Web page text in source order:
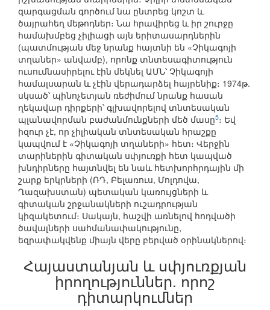
զարգացման գործում նա ընտրեց կոշտ և
ծայրահեղ մեթոդներ։ Նա հրավիրեց և իր շուրջը
համախմբեց չիլիացի այն երիտասարդներին
(պատմության մեջ նրանք հայտնի են «Չիկագոյի
տղաներ» անվամբ), որոնք տնտեսագիտություն
ուսումնասիրելու էին մեկնել ԱՄՆ՝ Չիկագոյի
համալսարան և չէին վերադարձել հայրենիք։ 1974թ.
սկսած՝ պինոչետյան ռեժիմում նրանք հասան
ղեկավար դիրքերի՝ գլխավորելով տնտեսական
պլանավորման բաժանմունքների մեծ մասը5։ Եվ
իզուր չէ, որ չիլիական տնտեսական հրաշքը
կապվում է «Չիկագոյի տղաների» հետ։ Վերջին
տարիներին գիտական սփյուռքի հետ կապված
խնդիրները հայտնվել են նաև հետխորհրդային մի
շարք երկրների (ՌԴ, Բելառուս, Մոլդովա,
Ղազախստան) պետական կառույցների և
գիտական շրջանակների ուշադրության
կիզակետում։ Սակայն, հաշվի առնելով հոդվածի
ծավալների սահմանափակությունը,
եզրափակվենք միայն վերը բերված օրինակներով։
Հայաստանյան և սփյուռքյան
իրողություններ. որոշ
դիտարկումներ